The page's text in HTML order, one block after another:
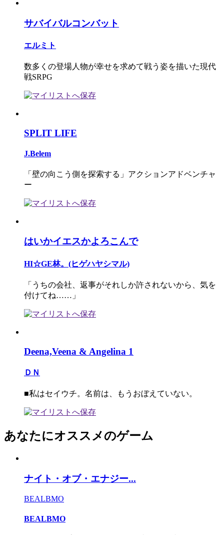
サバイバルコンバット
エルミト
数多くの登場人物が幸せを求めて戦う姿を描いた現代
戦SRPG
SPLIT LIFE
J.Belem
「壁の向こう側を探索する」アクションアドベンチャ
ー
はいかイエスかよろこんで
HI☆GE林。(ヒゲハヤシマル)
「うちの会社、返事がそれしか許されないから、気を
付けてね……」
Deena,Veena & Angelina 1
ＤＮ
■私はセイウチ。名前は、もうおぼえていない。
あなたにオススメのゲーム
ナイト・オブ・エナジー...
BEALBMO
BEALBMO